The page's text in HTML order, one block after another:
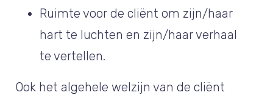
Ruimte voor de cliënt om zijn/haar
hart te luchten en zijn/haar verhaal
te vertellen.
Ook het algehele welzijn van de cliënt